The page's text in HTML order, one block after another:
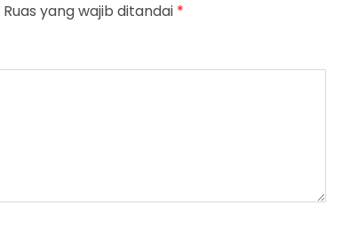
Ruas yang wajib ditandai *